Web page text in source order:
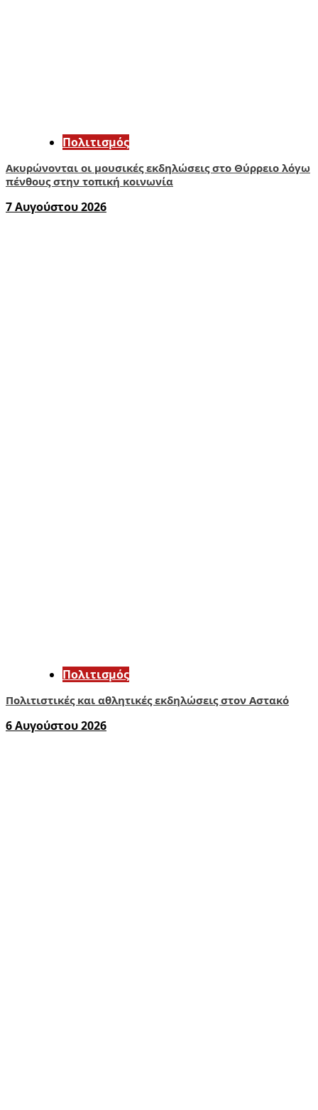
Πολιτισμός
Ακυρώνονται οι μουσικές εκδηλώσεις στο Θύρρειο λόγω
πένθους στην τοπική κοινωνία
7 Αυγούστου 2026
Πολιτισμός
Πολιτιστικές και αθλητικές εκδηλώσεις στον Αστακό
6 Αυγούστου 2026